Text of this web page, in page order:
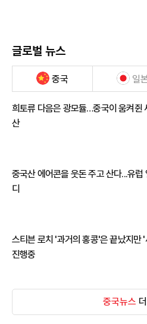
글로벌 뉴스
중국 일
희토류 다음은 광모듈…중국이 움켜쥔
산
중국산 에어콘을 웃돈 주고 산다...유럽
디
스티븐 로치 '과거의 홍콩'은 끝났지만
진행중
중국뉴스